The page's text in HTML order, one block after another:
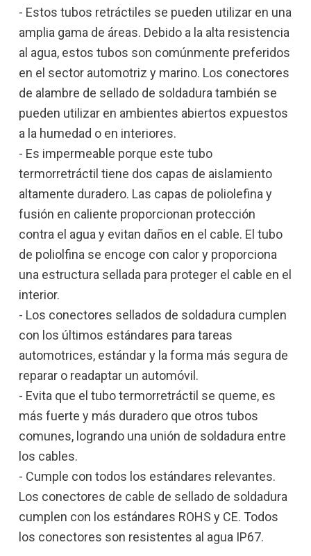
- Estos tubos retráctiles se pueden utilizar en una
amplia gama de áreas. Debido a la alta resistencia
al agua, estos tubos son comúnmente preferidos
en el sector automotriz y marino. Los conectores
de alambre de sellado de soldadura también se
pueden utilizar en ambientes abiertos expuestos
a la humedad o en interiores.
- Es impermeable porque este tubo
termorretráctil tiene dos capas de aislamiento
altamente duradero. Las capas de poliolefina y
fusión en caliente proporcionan protección
contra el agua y evitan daños en el cable. El tubo
de poliolfina se encoge con calor y proporciona
una estructura sellada para proteger el cable en el
interior.
- Los conectores sellados de soldadura cumplen
con los últimos estándares para tareas
automotrices, estándar y la forma más segura de
reparar o readaptar un automóvil.
- Evita que el tubo termorretráctil se queme, es
más fuerte y más duradero que otros tubos
comunes, logrando una unión de soldadura entre
los cables.
- Cumple con todos los estándares relevantes.
Los conectores de cable de sellado de soldadura
cumplen con los estándares ROHS y CE. Todos
los conectores son resistentes al agua IP67.